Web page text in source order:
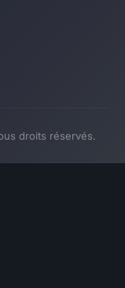
droits réservés.